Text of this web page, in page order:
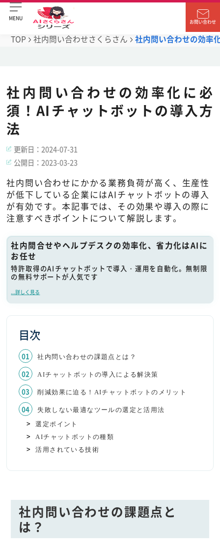
MENU
お問い合わせ
TOP 社内問い合わせさくらさん 社内問い合わせの効率
社内問い合わせの効率化に必
須！AIチャットボットの導入方
法
更新日：2024-07-31
公開日：2023-03-23
社内問い合わせにかかる業務負荷が高く、生産性
が低下している企業にはAIチャットボットの導入
が有効です。本記事では、その効果や導入の際に
注意すべきポイントについて解説します。
社内問合せやヘルプデスクの効率化、省力化はAIに
お任せ
特許取得のAIチャットボットで導入・運用を自動化。無制限
の無料サポートが人気です
...詳しく見る
目次
社内問い合わせの課題点とは？
AIチャットボットの導入による解決策
削減効果に迫る！AIチャットボットのメリット
失敗しない最適なツールの選定と活用法
選定ポイント
AIチャットボットの種類
活用されている技術
社内問い合わせの課題点と
は？